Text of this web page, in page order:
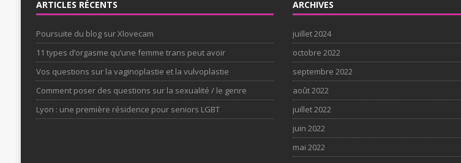
ARTICLES RÉCENTS
Poursuite du blog sur Xlovecam
11 types d’orgasme qu’une femme trans peut avoir
Vos questions sur la vaginoplastie et la vulvoplastie
Comment poser des questions sur la sexualité / le genre
Lyon : une première résidence pour seniors LGBT
ARCHIVES
juillet 2024
octobre 2022
septembre 2022
août 2022
juillet 2022
juin 2022
mai 2022